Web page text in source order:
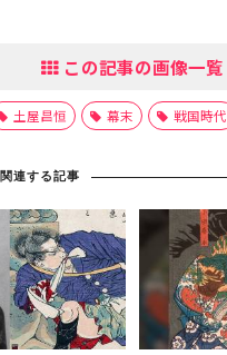
この記事の画像一覧
土屋昌恒 幕末 戦国時代
関連する記事